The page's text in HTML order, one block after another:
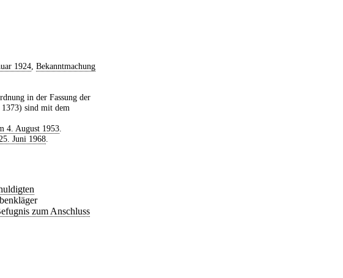
1924, Bekanntmachung
in der Fassung der
1373) sind mit dem
4. August 1953.
Juni 1968.
zum Anschluss